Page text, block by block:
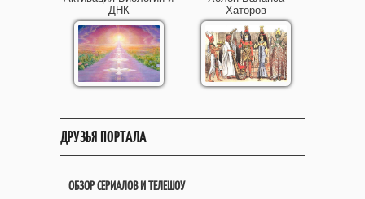
ДНК
Хаторов
ДРУЗЬЯ ПОРТАЛА
ОБЗОР СЕРИАЛОВ И ТЕЛЕШОУ